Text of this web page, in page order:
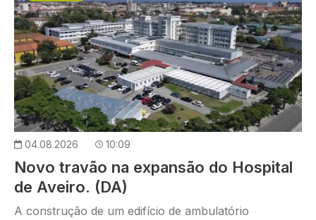
04.08.2026 10:09
Novo travão na expansão do Hospital
de Aveiro. (DA)
A construção de um edifício de ambulatório